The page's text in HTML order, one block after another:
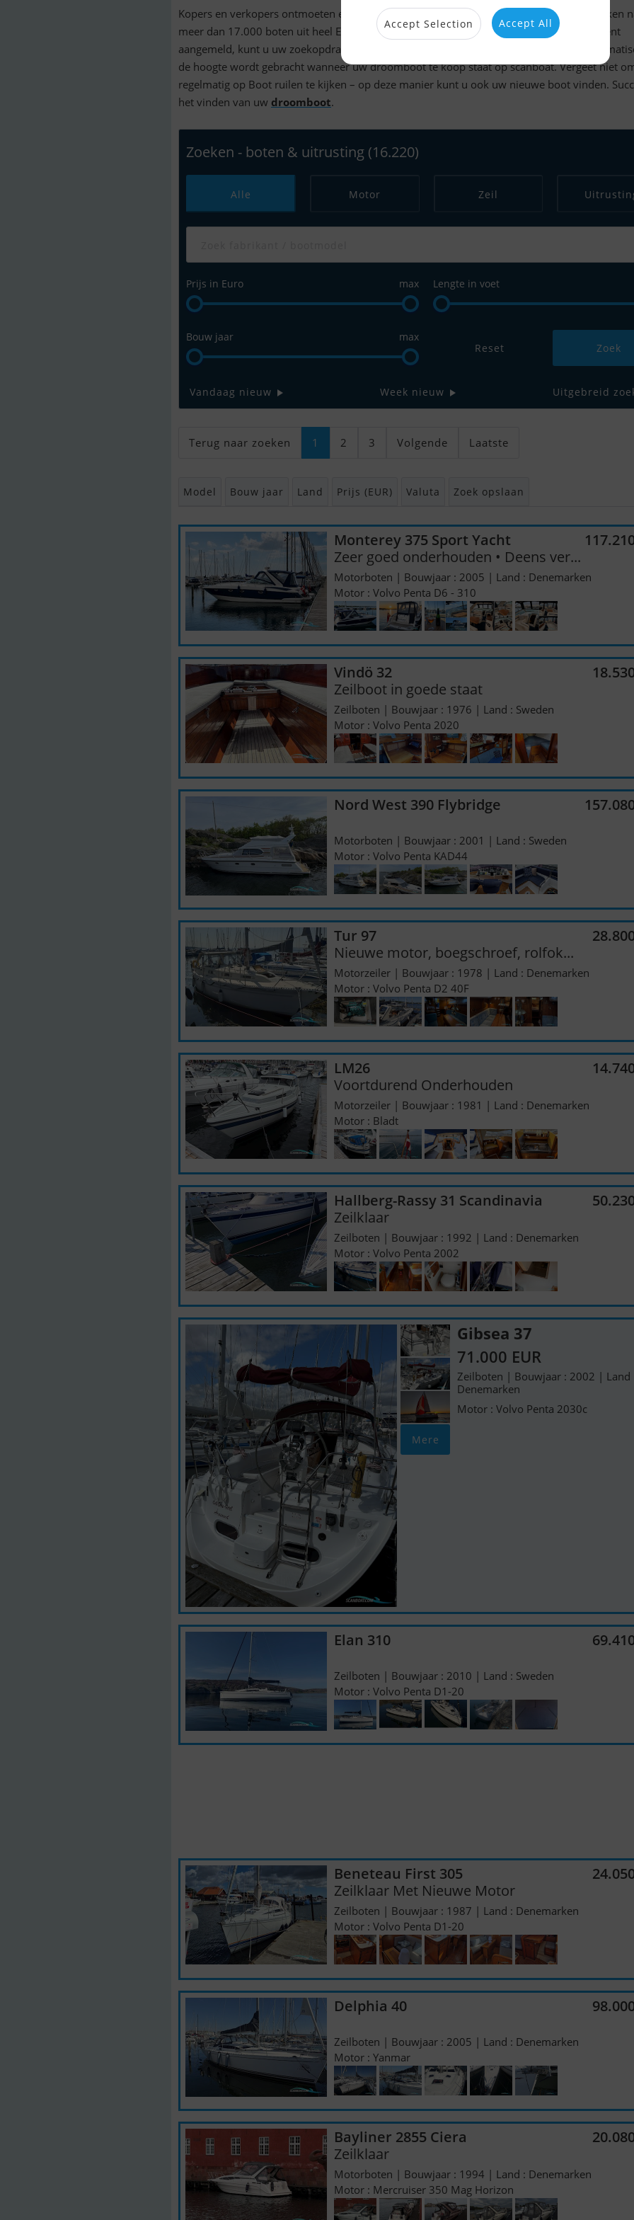
Kopers en verkopers ontmoeten elkaar op"Booten te koop". Het is mogelijk om te zoeken
meer dan 17.000 boten uit heel Europa. Nadat u uw zoekopdracht hebt uitgevoerd en bent
aangemeld, kunt u uw zoekopdrachten opslaan en een notificatie instellen, zodat u
de hoogte wordt gebracht wanneer uw droomboot te koop staat op scanboat. Vergeet niet
regelmatig op Boot ruilen te kijken – op deze manier kunt u ook uw nieuwe boot vinden.
het vinden van uw droomboot.
Zoeken - boten & uitrusting (16.220)
Alle Motor Zeil
Prijs in Euro max Lengte in voet
Bouw jaar
max
Reset
Vandaag nieuw Week nieuw Uitgebreid
Terug naar zoeken 1 2 3 Volgende Laatste
Model Bouw jaar Land Prijs (EUR) Valuta Zoek opslaan
Monterey 375 Sport Yacht
Zeer goed onderhouden • Deens ver...
Motorboten | Bouwjaar : 2005 | Land : Denemarken
Motor : Volvo Penta D6 - 310
Vindö 32
Zeilboot in goede staat
Zeilboten | Bouwjaar : 1976 | Land : Sweden
Motor : Volvo Penta 2020
Nord West 390 Flybridge
Motorboten | Bouwjaar : 2001 | Land : Sweden
Motor : Volvo Penta KAD44
Tur 97
Nieuwe motor, boegschroef, rolfok...
Motorzeiler | Bouwjaar : 1978 | Land : Denemarken
Motor : Volvo Penta D2 40F
LM26
Voortdurend Onderhouden
Motorzeiler | Bouwjaar : 1981 | Land : Denemarken
Motor : Bladt
Hallberg-Rassy 31 Scandinavia
Zeilklaar
Zeilboten | Bouwjaar : 1992 | Land : Denemarken
Motor : Volvo Penta 2002
Mere
Gibsea 37
71.000 EUR
Zeilboten | Bouwjaar : 2002 | Land
Denemarken
Motor : Volvo Penta 2030c
Elan 310
Zeilboten | Bouwjaar : 2010 | Land : Sweden
Motor : Volvo Penta D1-20
Beneteau First 305
Zeilklaar Met Nieuwe Motor
Zeilboten | Bouwjaar : 1987 | Land : Denemarken
Motor : Volvo Penta D1-20
Delphia 40
Zeilboten | Bouwjaar : 2005 | Land : Denemarken
Motor : Yanmar
Bayliner 2855 Ciera
Zeilklaar
Motorboten | Bouwjaar : 1994 | Land : Denemarken
Motor : Mercruiser 350 Mag Horizon
Accept Selection Accept All